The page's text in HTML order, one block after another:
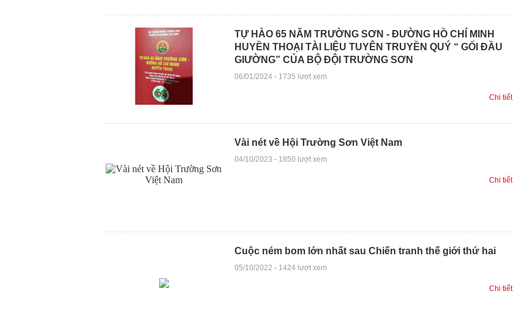
TỰ HÀO 65 NĂM TRƯỜNG SƠN - ĐƯỜNG HỒ CHÍ MINH
HUYỀN THOẠI TÀI LIỆU TUYÊN TRUYỀN QUÝ “ GỐI ĐẦU
GIƯỜNG” CỦA BỘ ĐỘI TRƯỜNG SƠN
06/01/2024 - 1735 lượt xem
Chi tiết
Vài nét về Hội Trường Sơn Việt Nam
04/10/2023 - 1850 lượt xem
Chi tiết
Cuộc ném bom lớn nhất sau Chiến tranh thế giới thứ hai
05/10/2022 - 1424 lượt xem
Chi tiết